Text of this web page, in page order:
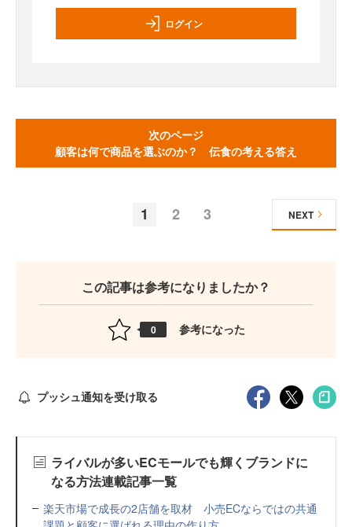
ログイン
次のページ
顧客は何で商品を選ぶのか？ 伝食の考える答え
1 2 3 NEXT
この記事は参考になりましたか？
0 参考になった
プッシュ通知を受け取る
ライバルが多いECモールでも輝くブランドに
なる方法連載記事一覧
楽天市場で成長の2店舗を取材 小売ECならではの共通